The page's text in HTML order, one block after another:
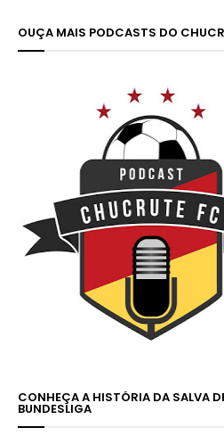
OUÇA MAIS PODCASTS DO
CONHEÇA A HISTÓRIA DA SALVA
BUNDESLIGA